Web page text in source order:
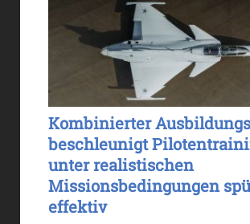
Kombinierter
beschleunigt
unter realistischen
Missionsbedingungen
effektiv